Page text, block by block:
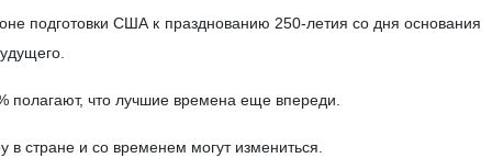
подготовки США к празднованию 250‑летия со дня основания
полагают, что лучшие времена еще впереди.
стране и со временем могут измениться.